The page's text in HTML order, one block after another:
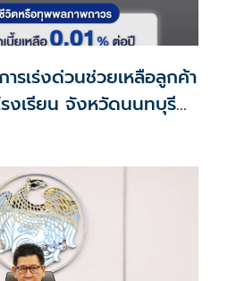
รเร่งด่วนช่วยเหลือลูกค้า
งเรียน จังหวัดนนทบุรี